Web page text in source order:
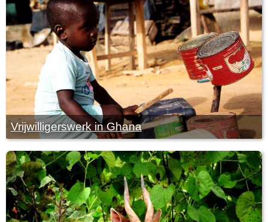
Vrijwilligerswerk in Ghana